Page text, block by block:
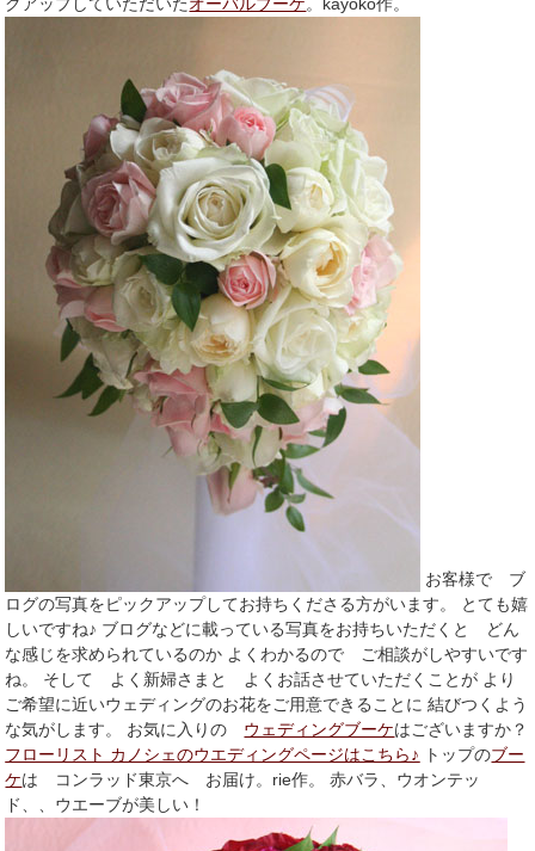
お客様で ブ
ログの写真をピックアップしてお持ちくださる方がいます。 とても嬉
しいですね♪ ブログなどに載っている写真をお持ちいただくと どん
な感じを求められているのか よくわかるので ご相談がしやすいです
ね。 そして よく新婦さまと よくお話させていただくことが より
ご希望に近いウェディングのお花をご用意できることに 結びつくよう
な気がします。 お気に入りの ウェディングブーケはございますか？
フローリスト カノシェのウエディングページはこちら♪ トップのブー
ケは コンラッド東京へ お届け。rie作。 赤バラ、ウオンテッ
ド、、ウエーブが美しい！